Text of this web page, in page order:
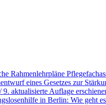
Rahmenlehrpläne
eines Gesetzes zur
9. aktualisierte Auflage
in Berlin: Wie geht